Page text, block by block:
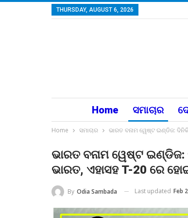
THURSDAY, AUGUST 6, 2026
Home ସମାଚାର
Home ସମାଚାର ଭାରତ ବନାମ ୱେଷ୍ଟ ଇଣ୍ଡିଜ:
ଭାରତ ବନାମ ୱେଷ୍ଟ
ଭାରତ, ଏହାସହ T-20 ରେ
By Odia Sambada Last updated Feb